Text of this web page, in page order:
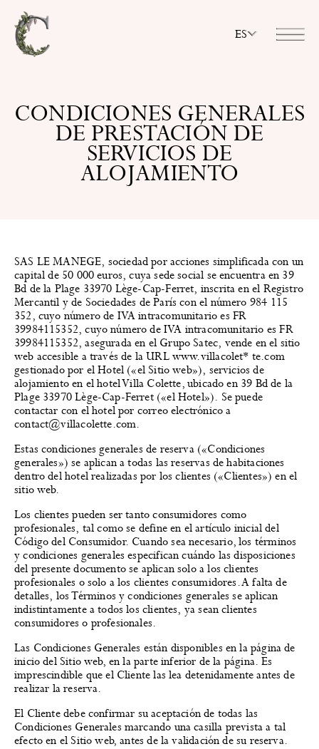
ES
CONDICIONES GENERALES
DE PRESTACIÓN DE
SERVICIOS DE
ALOJAMIENTO
SAS LE MANEGE, sociedad por acciones simplificada con un
capital de 50 000 euros, cuya sede social se encuentra en 39
Bd de la Plage 33970 Lège-Cap-Ferret, inscrita en el Registro
Mercantil y de Sociedades de París con el número 984 115
352, cuyo número de IVA intracomunitario es FR
39984115352, cuyo número de IVA intracomunitario es FR
39984115352, asegurada en el Grupo Satec, vende en el sitio
web accesible a través de la URL www.villacolet* te.com
gestionado por el Hotel («el Sitio web»), servicios de
alojamiento en el hotel Villa Colette, ubicado en 39 Bd de la
Plage 33970 Lège-Cap-Ferret («el Hotel»). Se puede
contactar con el hotel por correo electrónico a
contact@villacolette.com.
Estas condiciones generales de reserva («Condiciones
generales») se aplican a todas las reservas de habitaciones
dentro del hotel realizadas por los clientes («Clientes») en el
sitio web.
Los clientes pueden ser tanto consumidores como
profesionales, tal como se define en el artículo inicial del
Código del Consumidor. Cuando sea necesario, los términos
y condiciones generales especifican cuándo las disposiciones
del presente documento se aplican solo a los clientes
profesionales o solo a los clientes consumidores. A falta de
detalles, los Términos y condiciones generales se aplican
indistintamente a todos los clientes, ya sean clientes
consumidores o profesionales.
Las Condiciones Generales están disponibles en la página de
inicio del Sitio web, en la parte inferior de la página. Es
imprescindible que el Cliente las lea detenidamente antes de
realizar la reserva.
El Cliente debe confirmar su aceptación de todas las
Condiciones Generales marcando una casilla prevista a tal
efecto en el Sitio web, antes de la validación de su reserva.